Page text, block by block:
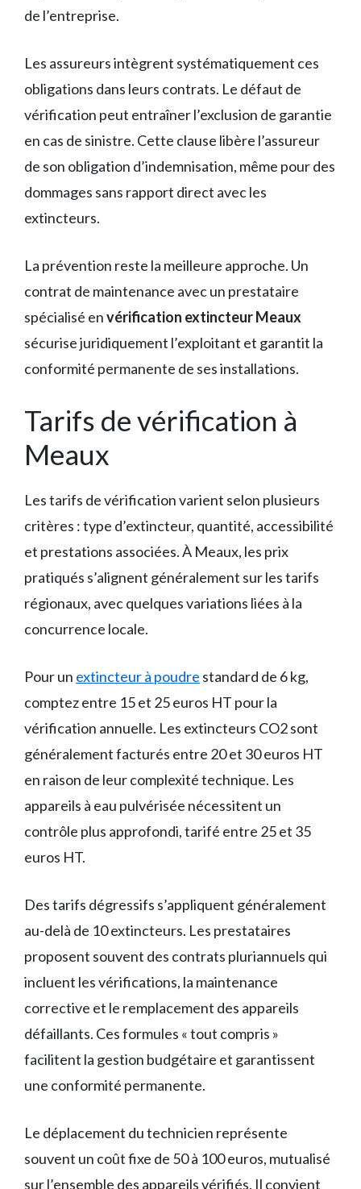
de l’entreprise.
Les assureurs intègrent systématiquement ces
obligations dans leurs contrats. Le défaut de
vérification peut entraîner l’exclusion de garantie
en cas de sinistre. Cette clause libère l’assureur
de son obligation d’indemnisation, même pour des
dommages sans rapport direct avec les
extincteurs.
La prévention reste la meilleure approche. Un
contrat de maintenance avec un prestataire
spécialisé envérification extincteur Meaux
sécurise juridiquement l’exploitant et garantit la
conformité permanente de ses installations.
Tarifs de vérification à
Meaux
Les tarifs de vérification varient selon plusieurs
critères : type d’extincteur, quantité, accessibilité
et prestations associées. À Meaux, les prix
pratiqués s’alignent généralement sur les tarifs
régionaux, avec quelques variations liées à la
concurrence locale.
Pour un extincteur à poudre standard de 6 kg,
comptez entre 15 et 25 euros HT pour la
vérification annuelle. Les extincteurs CO2 sont
généralement facturés entre 20 et 30 euros HT
en raison de leur complexité technique. Les
appareils à eau pulvérisée nécessitent un
contrôle plus approfondi, tarifé entre 25 et 35
euros HT.
Des tarifs dégressifs s’appliquent généralement
au-delà de 10 extincteurs. Les prestataires
proposent souvent des contrats pluriannuels qui
incluent les vérifications, la maintenance
corrective et le remplacement des appareils
défaillants. Ces formules « tout compris »
facilitent la gestion budgétaire et garantissent
une conformité permanente.
Le déplacement du technicien représente
souvent un coût fixe de 50 à 100 euros, mutualisé
sur l’ensemble des appareils vérifiés. Il convient